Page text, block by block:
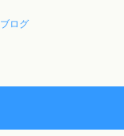
ログ